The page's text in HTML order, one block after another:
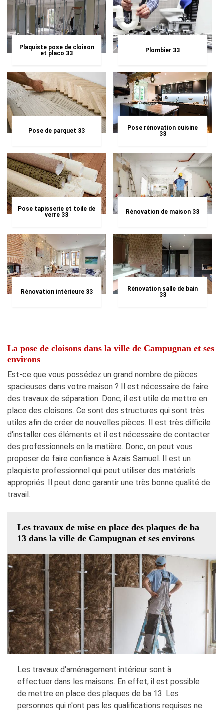
Plaquiste pose de cloison
et placo 33
Plombier 33
Pose de parquet 33
Pose rénovation cuisine
33
Pose tapisserie et toile de
verre 33
Rénovation de maison 33
Rénovation intérieure 33
Rénovation salle de bain
33
La pose de cloisons dans la ville de Campugnan et ses
environs
Est-ce que vous possédez un grand nombre de pièces
spacieuses dans votre maison ? Il est nécessaire de faire
des travaux de séparation. Donc, il est utile de mettre en
place des cloisons. Ce sont des structures qui sont très
utiles afin de créer de nouvelles pièces. Il est très difficile
d'installer ces éléments et il est nécessaire de contacter
des professionnels en la matière. Donc, on peut vous
proposer de faire confiance à Azais Samuel. Il est un
plaquiste professionnel qui peut utiliser des matériels
appropriés. Il peut donc garantir une très bonne qualité de
travail.
Les travaux de mise en place des plaques de ba
13 dans la ville de Campugnan et ses environs
Les travaux d'aménagement intérieur sont à
effectuer dans les maisons. En effet, il est possible
de mettre en place des plaques de ba 13. Les
personnes qui n'ont pas les qualifications requises ne